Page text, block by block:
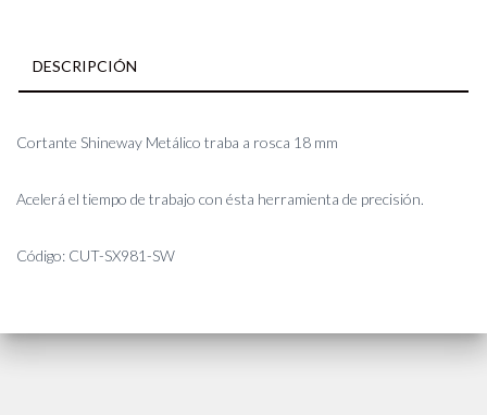
cantidad
DESCRIPCIÓN
Cortante Shineway Metálico traba a rosca 18 mm
Acelerá el tiempo de trabajo con ésta herramienta de precisión.
Código: CUT-SX981-SW